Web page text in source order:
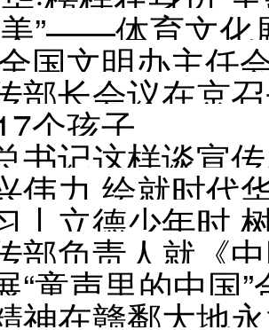
”——体育文化
国文明办主任
部长会议在京
个孩子……
书记这样谈宣
伟力 绘就时
丨立德少年时
部负责人就《
“童声里的中国
神在赣鄱大地